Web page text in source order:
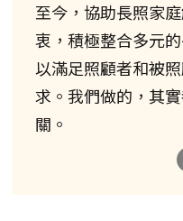
至今，協助長照家
衷，積極整合多元
以滿足照顧者和被
求。我們做的，其
關。